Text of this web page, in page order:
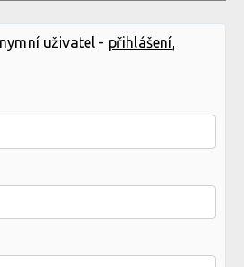
uživatel - přihlášení,